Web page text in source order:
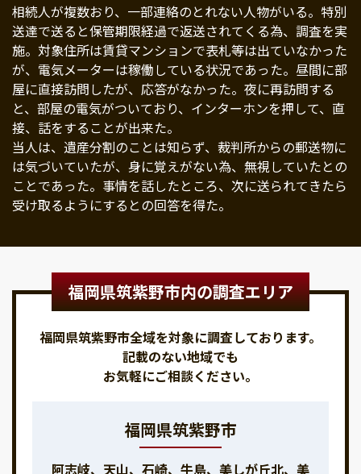
相続人が複数おり、一部連絡のとれない人物がいる。特別
送達で送ると保管期限経過で返送されてくる為、調査を実
施。対象住所は賃貸マンションで表札等は出ていなかった
が、電気メーターは稼働している状況であった。昼間に部
屋に直接訪問したが、応答がなかった。夜に再訪問する
と、部屋の電気がついており、インターホンを押して、直
接、話をすることが出来た。
当人は、遺産分割のことは知らず、裁判所からの郵送物に
は気づいていたが、身に覚えがない為、無視していたとの
ことであった。事情を話したところ、次に送られてきたら
受け取るようにするとの回答を得た。
福岡県筑紫野市内の調査エリア
福岡県筑紫野市全域を対象に調査しております。
記載のない地域でも
お気軽にご相談ください。
福岡県筑紫野市
阿志岐、天山、石崎、牛島、美しが丘北、美